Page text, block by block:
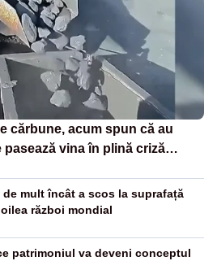
cărbune, acum spun că au
pasează vina în plină criză
de mult încât a scos la suprafață
război mondial
patrimoniul va deveni conceptul